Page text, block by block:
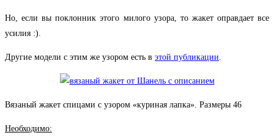
Но, если вы поклонник этого милого узора, то жакет оправдает все
усилия :).
Другие модели с этим же узором есть в этой публикации.
Вязаный жакет спицами с узором «куриная лапка». Размеры 46
Необходимо: